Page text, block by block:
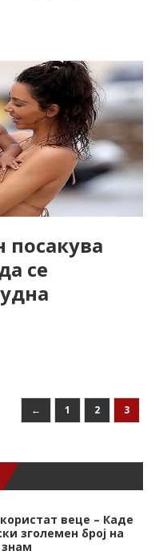
се
← 1 2 3
веце – Каде
зголемен број на